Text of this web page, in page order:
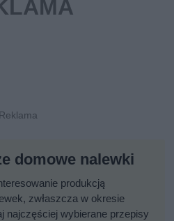
domowe nalewki
produkcją
zwłaszcza w okresie
najczęściej wybierane przepisy